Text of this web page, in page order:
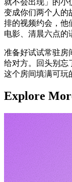
变成你们两个人的
排的视频约会，他
电影、清晨六点的
准备好试试常驻房
给对方。回头别
这个房间填满可玩
Explore